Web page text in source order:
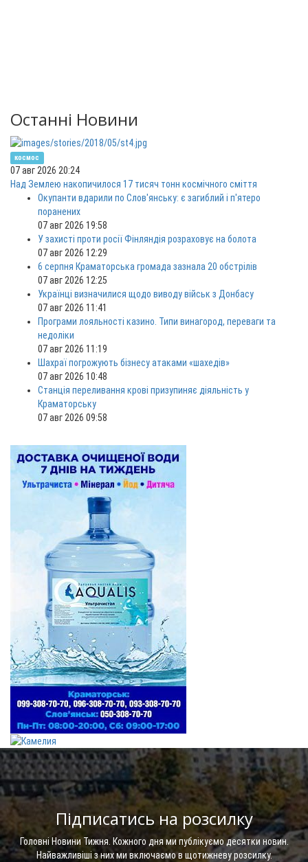
Останні Новини
космос
07 авг 2026 20:24
Над Землею накопичилося 17 тисяч тонн космічного сміття
Окупанти вдарили по Слов'янську: є загиблий і п'ятеро
поранених
07 авг 2026 19:58
У захисті проти росії Фінляндія розраховує на болота
07 авг 2026 12:29
6 серпня Краматорська громада зазнала 20 обстрілів
07 авг 2026 12:25
Українці визначилися щодо виводу військ з Донбасу
07 авг 2026 11:41
Програми лояльності казино. Типи винагород, переваги та
недоліки
07 авг 2026 11:19
Шахраї погрожують бізнесу атаками «шахедів»
07 авг 2026 10:48
Станція переливання крові призупиняє діяльність у
Краматорську
07 авг 2026 09:58
Підписатись на розсилку
Головні Новини Тижня. Кожного дня ми публікуємо десятки новин.
Найважливіші з них ми включаємо в щотижневу розсилку.